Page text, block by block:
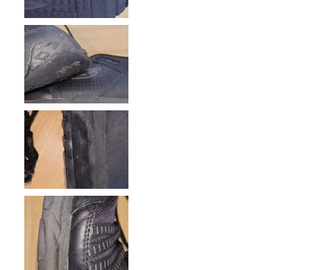
Poor Quality
Les meilleures utilisations
Casual Wear
Travel
Width
Feels true to width
Sizing
Feels half size too big
View On Shoes
I'm Into Shoes